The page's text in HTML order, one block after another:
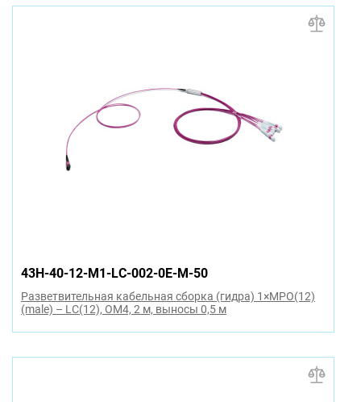
43H-40-12-M1-LC-002-0E-M-50
Разветвительная кабельная сборка (гидра) 1×MPO(12)
(male) – LC(12), OM4, 2 м, выносы 0,5 м